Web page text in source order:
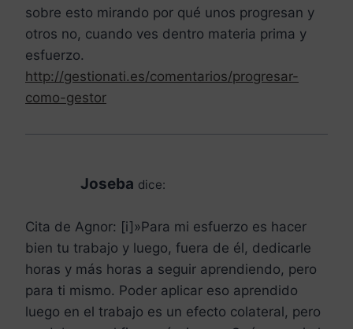
sobre esto mirando por qué unos progresan y
otros no, cuando ves dentro materia prima y
esfuerzo.
http://gestionati.es/comentarios/progresar-
como-gestor
Joseba dice:
Cita de Agnor: [i]»Para mi esfuerzo es hacer
bien tu trabajo y luego, fuera de él, dedicarle
horas y más horas a seguir aprendiendo, pero
para ti mismo. Poder aplicar eso aprendido
luego en el trabajo es un efecto colateral, pero